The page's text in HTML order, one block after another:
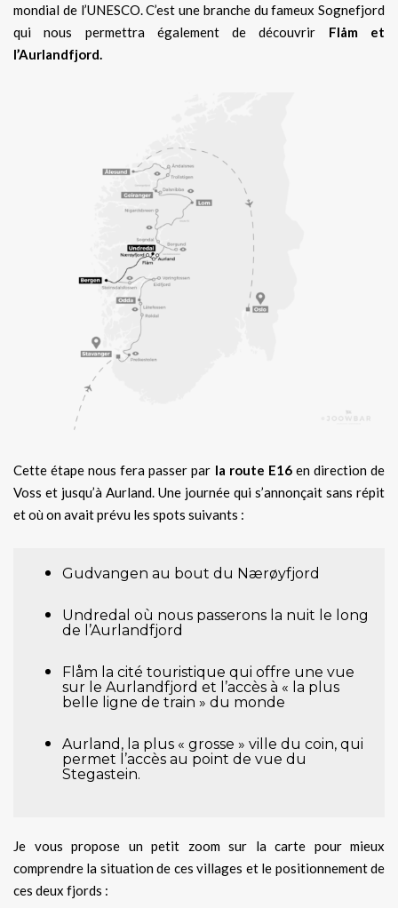
mondial de l’UNESCO. C’est une branche du fameux Sognefjord
qui nous permettra également de découvrir Flåm et
l’Aurlandfjord.
Cette étape nous fera passer par la route E16en direction de
Voss et jusqu’à Aurland. Une journée qui s’annonçait sans répit
et où on avait prévu les spots suivants :
Gudvangen au bout du Nærøyfjord
Undredal où nous passerons la nuit le long
de l’Aurlandfjord
Flåm la cité touristique qui offre une vue
sur le Aurlandfjord et l’accès à « la plus
belle ligne de train » du monde
Aurland, la plus « grosse » ville du coin, qui
permet l’accès au point de vue du
Stegastein.
Je vous propose un petit zoom sur la carte pour mieux
comprendre la situation de ces villages et le positionnement de
ces deux fjords :